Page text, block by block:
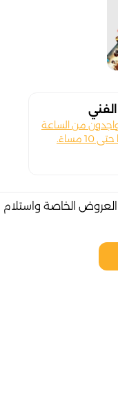
الفني
من الساعة
الخاصة واستلام